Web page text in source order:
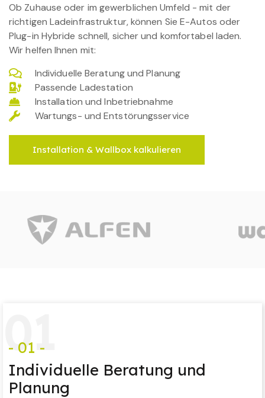
Ob Zuhause oder im gewerblichen Umfeld - mit der
richtigen Ladeinfrastruktur, können Sie E-Autos oder
Plug-in Hybride schnell, sicher und komfortabel laden.
Wir helfen Ihnen mit:
Individuelle Beratung und Planung
Passende Ladestation
Installation und Inbetriebnahme
Wartungs- und Entstörungsservice
Installation & Wallbox kalkulieren
01
- 01 -
Individuelle Beratung und
Planung